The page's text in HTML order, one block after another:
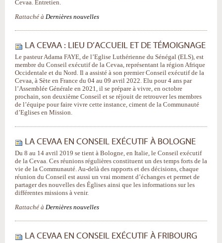
Cevaa. Entretien.
Rattaché à Dernières nouvelles
LA CEVAA : LIEU D’ACCUEIL ET DE TÉMOIGNAGE
Le pasteur Adama FAYE, de l’Eglise Luthérienne du Sénégal (ELS), est
membre du Conseil exécutif de la Cevaa, représentant la région Afrique
Occidentale et du Nord. Il a assisté à son premier Conseil exécutif de la
Cevaa, à Sète en France du 04 au 09 avril 2022. Elu pour 4 ans par
l’Assemblée Générale en 2021, il se prépare à vivre, en octobre
prochain, son deuxième Conseil et se réjouit de retrouver les membres
de l’équipe pour faire vivre cette instance, ciment de la Communauté
d’Eglises en Mission.
LA CEVAA EN CONSEIL EXÉCUTIF À BOLOGNE
Du 8 au 14 avril 2019 se tient à Bologne, en Italie, le Conseil exécutif
de la Cevaa. Ces réunions régulières constituent un des temps forts de la
vie de la Communauté. Au-delà des rapports et des décisions, chaque
réunion du Conseil est aussi un vrai moment d’échanges et permet de
partager des nouvelles des Églises ainsi que les informations sur les
différentes missions à venir.
Rattaché à Dernières nouvelles
LA CEVAA EN CONSEIL EXÉCUTIF À FRIBOURG